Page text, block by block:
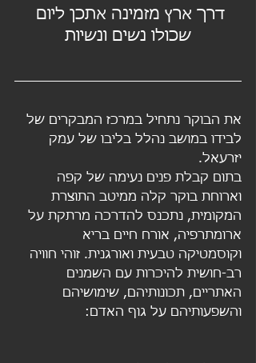
דרך ארץ מזמינה אתכן ליום
שכולו נשים ונשיות
את הבוקר נתחיל במרכז המבקרים של
לבידו במושב נהלל בליבו של עמק
יזרעאל.
בתום קבלת פנים נעימה של קפה
וארוחת בוקר קלה ממיטב התוצרת
המקומית, נתכנס להדרכה מרתקת על
ארומתרפיה, אורח חיים בריא
וקוסמטיקה טבעית ואורגנית. זוהי חוויה
רב-חושית להיכרות עם השמנים
האתריים, תכונותיהם, שימושיהם
והשפעותיהם על גוף האדם: